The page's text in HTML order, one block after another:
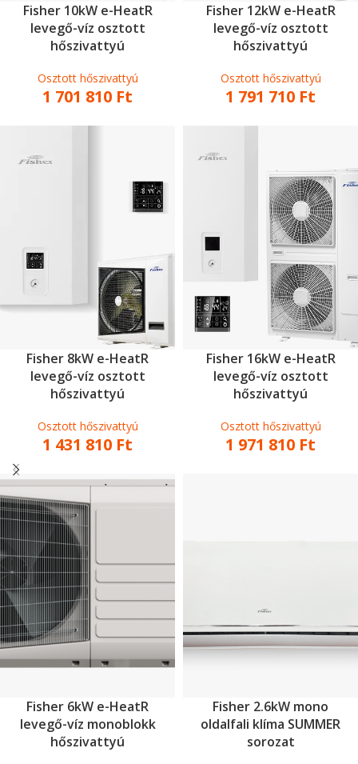
Fisher 10kW e-HeatR
levegő-víz osztott
hőszivattyú
Osztott hőszivattyú
1 701 810 Ft
Fisher 12kW e-HeatR
levegő-víz osztott
hőszivattyú
Osztott hőszivattyú
1 791 710 Ft
Fisher 8kW e-HeatR
levegő-víz osztott
hőszivattyú
Osztott hőszivattyú
1 431 810 Ft
Fisher 16kW e-HeatR
levegő-víz osztott
hőszivattyú
Osztott hőszivattyú
1 971 810 Ft
Fisher 6kW e-HeatR
levegő-víz monoblokk
hőszivattyú
Fisher 2.6kW mono
oldalfali klíma SUMMER
sorozat